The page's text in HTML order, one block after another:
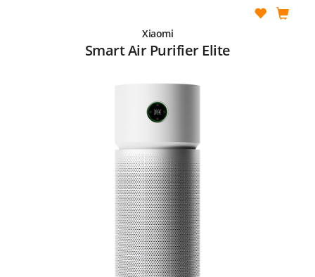
Xiaomi
Smart Air Purifier Elite